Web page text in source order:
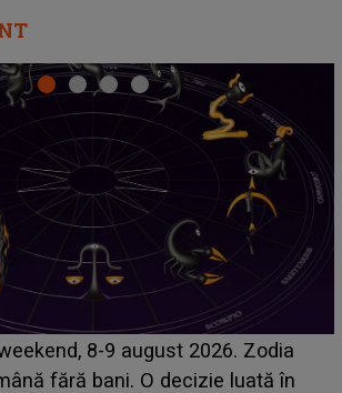
DETALIU ASCUNS până
concurentul din Casa Iubirii